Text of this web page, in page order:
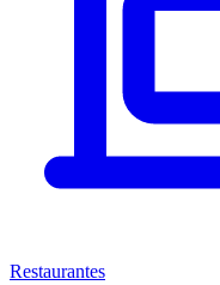
Restaurantes